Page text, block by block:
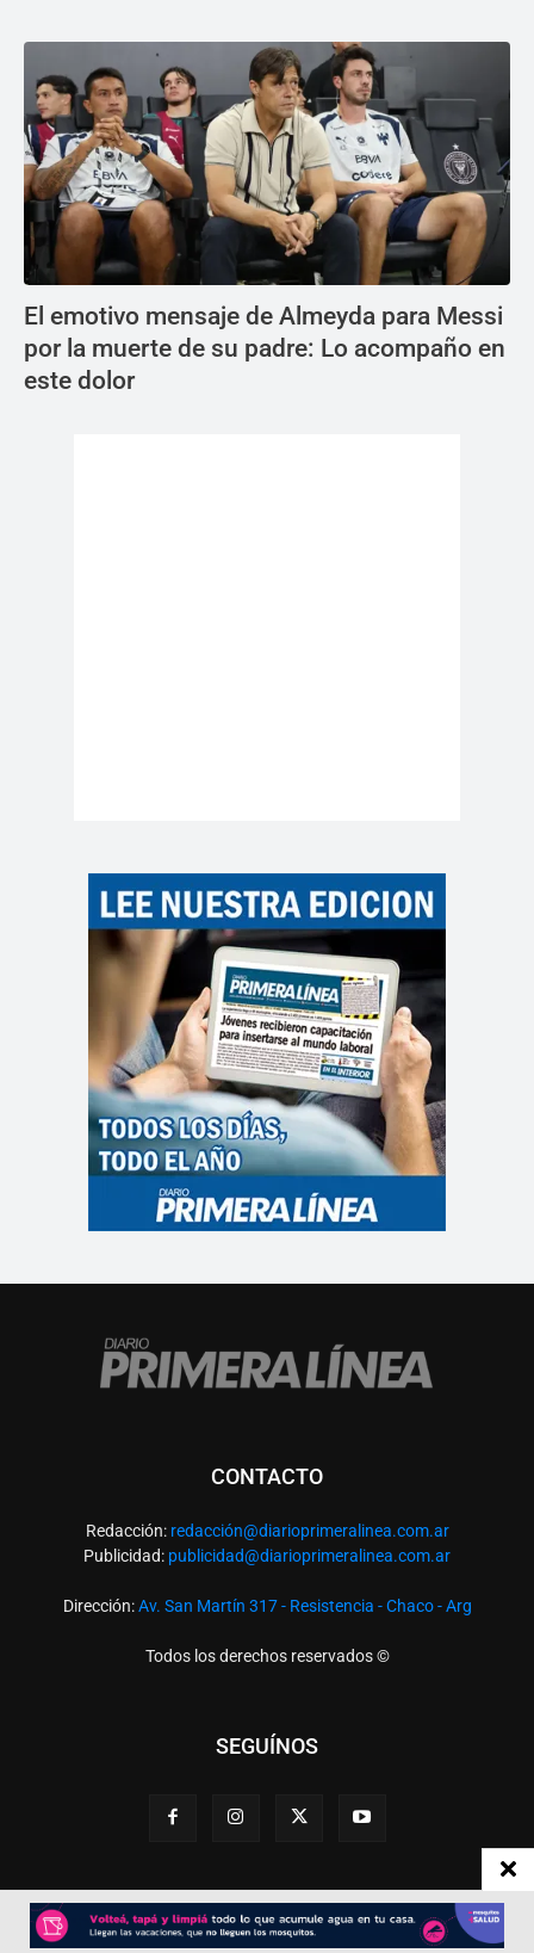
El emotivo mensaje de Almeyda para Messi
por la muerte de su padre: Lo acompaño en
este dolor
CONTACTO
Redacción: redacción@diarioprimeralinea.com.ar
Publicidad: publicidad@diarioprimeralinea.com.ar
Dirección:Av. San Martín 317 - Resistencia - Chaco - Arg
Todos los derechos reservados ©
SEGUÍNOS
Desarrollado porTP. Web Studio